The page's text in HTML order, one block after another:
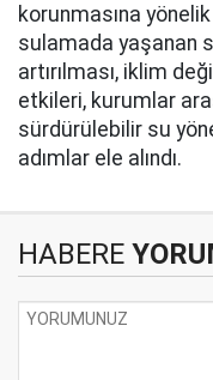
korunmasına
sulamada yaşanan
artırılması, iklim
etkileri, kurumlar
sürdürülebilir su
adımlar ele alındı.
HABERE